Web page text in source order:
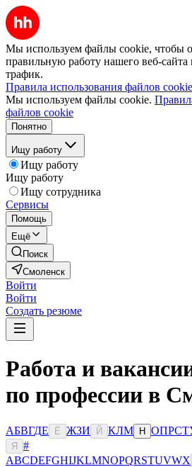
Мы используем файлы cookie, чтобы
правильную работу нашего веб-сайта
трафик.
Правила использования файлов cookie
Мы используем файлы cookie.
файлов cookie
Понятно
Ищу работу
Ищу работу
Ищу работу
Ищу сотрудника
Сервисы
Помощь
Ещё
Поиск
Смоленск
Войти
Войти
Создать резюме
Работа и
по профессии в
АБВГДЕ Ё ЖЗИ Й КЛМ Н ОПРСТ
Я
#
ABCDEFGHIJKLMNOPQRSTUVWX